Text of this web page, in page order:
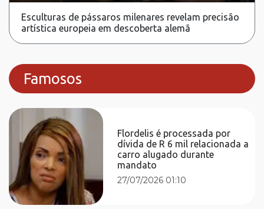
Esculturas de pássaros milenares revelam precisão
artística europeia em descoberta alemã
Famosos
Flordelis é processada por
dívida de R 6 mil relacionada a
carro alugado durante
mandato
27/07/2026 01:10